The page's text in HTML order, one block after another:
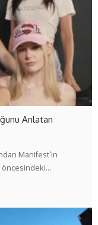
Anlatan
Manifest’in
öncesindeki…